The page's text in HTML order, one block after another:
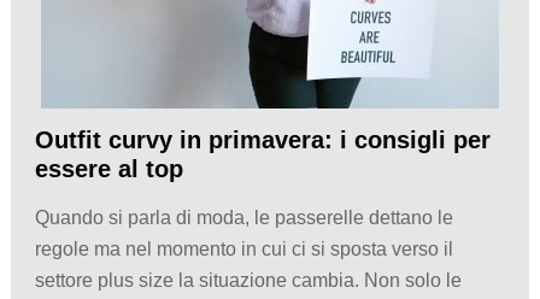
Outfit curvy in primavera: i consigli per
essere al top
Quando si parla di moda, le passerelle dettano le
regole ma nel momento in cui ci si sposta verso il
settore plus size la situazione cambia. Non solo le